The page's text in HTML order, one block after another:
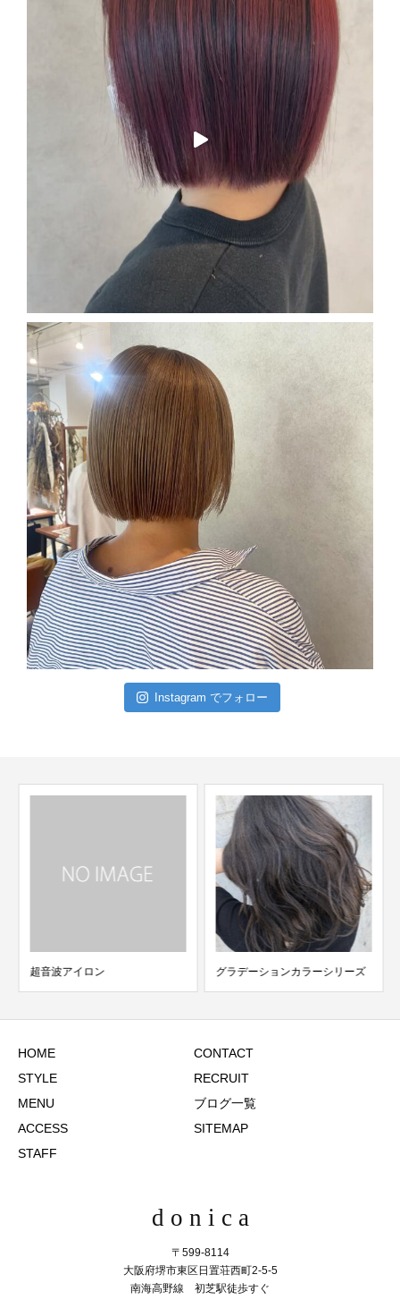
Instagram でフォロー
超音波アイロン グラデーションカラーシリーズ
HOME
STYLE
MENU
ACCESS
STAFF
CONTACT
RECRUIT
ブログ一覧
SITEMAP
d o n i c a
〒599-8114
大阪府堺市東区日置荘西町2-5-5
南海高野線 初芝駅徒歩すぐ